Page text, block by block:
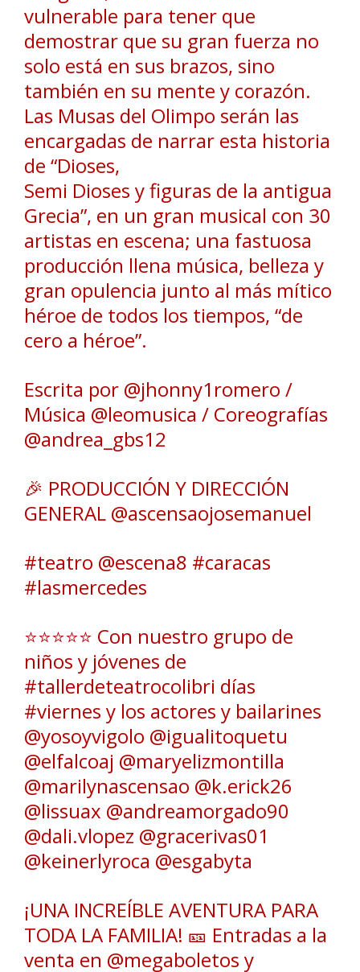
vulnerable para tener que
demostrar que su gran fuerza no
solo está en sus brazos, sino
también en su mente y corazón.
Las Musas del Olimpo serán las
encargadas de narrar esta historia
de “Dioses,
Semi Dioses y figuras de la antigua
Grecia”, en un gran musical con 30
artistas en escena; una fastuosa
producción llena música, belleza y
gran opulencia junto al más mítico
héroe de todos los tiempos, “de
cero a héroe”.
Escrita por @jhonny1romero /
Música @leomusica / Coreografías
@andrea_gbs12
🎉 PRODUCCIÓN Y DIRECCIÓN
GENERAL @ascensaojosemanuel
#teatro @escena8 #caracas
#lasmercedes
⭐️⭐️⭐️⭐️⭐️ Con nuestro grupo de
niños y jóvenes de
#tallerdeteatrocolibri días
#viernes y los actores y bailarines
@yosoyvigolo @igualitoquetu
@elfalcoaj @maryelizmontilla
@marilynascensao @k.erick26
@lissuax @andreamorgado90
@dali.vlopez @gracerivas01
@keinerlyroca @esgabyta
¡UNA INCREÍBLE AVENTURA PARA
TODA LA FAMILIA! 🎫 Entradas a la
venta en @megaboletos y